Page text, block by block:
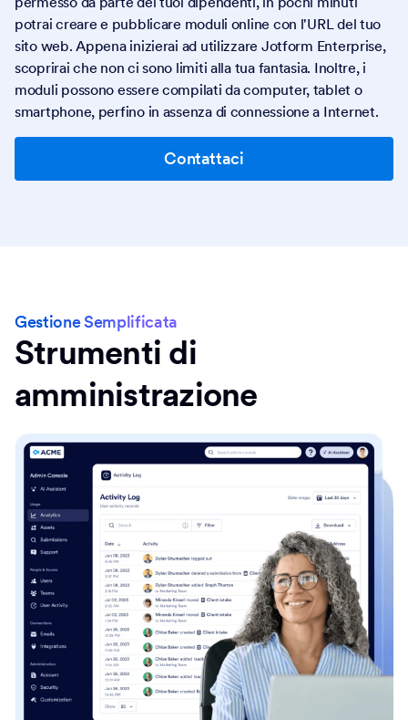
potrai creare e pubblicare moduli online con l'URL del tuo
sito web. Appena inizierai ad utilizzare Jotform Enterprise,
scoprirai che non ci sono limiti alla tua fantasia. Inoltre, i
moduli possono essere compilati da computer, tablet o
smartphone, perfino in assenza di connessione a Internet.
Contattaci
Gestione Semplificata
Strumenti di
amministrazione